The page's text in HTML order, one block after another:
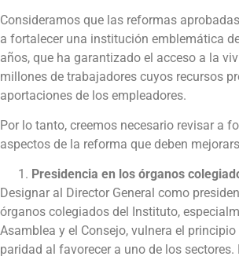
Consideramos que las reformas
a fortalecer una institución emblemática
años, que ha garantizado el acceso a la
millones de trabajadores cuyos recursos
aportaciones de los empleadores.
Por lo tanto, creemos necesario revisar a
aspectos de la reforma que deben
Presidencia en los órganos
Designar al Director General como
órganos colegiados del Instituto,
Asamblea y el Consejo, vulnera el
paridad al favorecer a uno de los sectores.